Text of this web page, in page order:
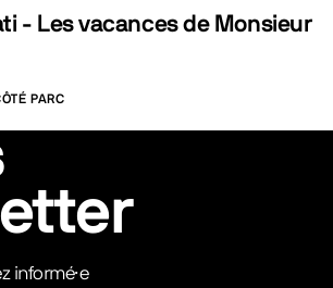
- Les vacances de Monsieur
:
PARC
letter
informé·e